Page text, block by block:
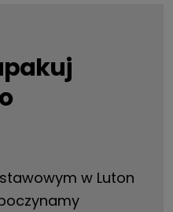
w Luton